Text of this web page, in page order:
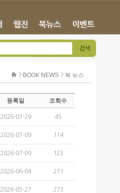
BOOK NEWS 북 뉴스
등록일 조회수
2026-07-29 45
2026-07-09 114
2026-07-09 123
2026-06-04 271
2026-05-27 273